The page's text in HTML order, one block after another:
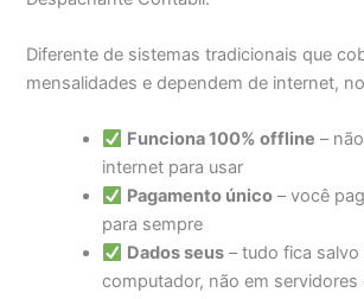
Diferente de sistemas tradicionais que
mensalidades e dependem de internet,
Funciona 100% offline –
internet para usar
Pagamento único– você
para sempre
Dados seus– tudo fica salvo
computador, não em servidores